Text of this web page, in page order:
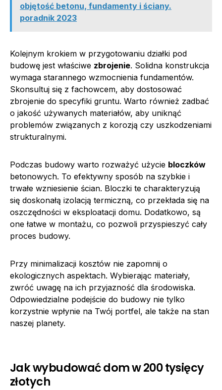
objętość betonu, fundamenty i ściany.
poradnik 2023
Kolejnym krokiem w przygotowaniu działki pod
budowę jest właściwe zbrojenie. Solidna konstrukcja
wymaga starannego wzmocnienia fundamentów.
Skonsultuj się z fachowcem, aby dostosować
zbrojenie do specyfiki gruntu. Warto również zadbać
o jakość używanych materiałów, aby uniknąć
problemów związanych z korozją czy uszkodzeniami
strukturalnymi.
Podczas budowy warto rozważyć użycie bloczków
betonowych. To efektywny sposób na szybkie i
trwałe wzniesienie ścian. Bloczki te charakteryzują
się doskonałą izolacją termiczną, co przekłada się na
oszczędności w eksploatacji domu. Dodatkowo, są
one łatwe w montażu, co pozwoli przyspieszyć cały
proces budowy.
Przy minimalizacji kosztów nie zapomnij o
ekologicznych aspektach. Wybierając materiały,
zwróć uwagę na ich przyjazność dla środowiska.
Odpowiedzialne podejście do budowy nie tylko
korzystnie wpłynie na Twój portfel, ale także na stan
naszej planety.
Jak wybudować dom w 200 tysięcy
złotych